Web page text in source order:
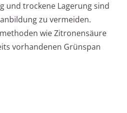
und trockene Lagerung sind
zu vermeiden.
wie Zitronensäure
vorhandenen Grünspan